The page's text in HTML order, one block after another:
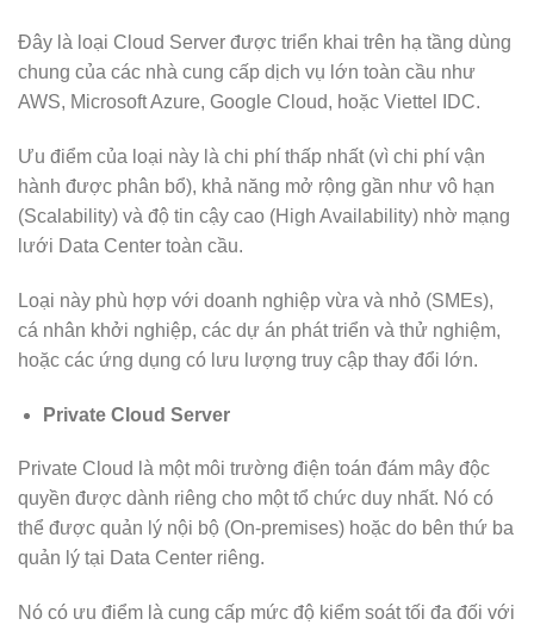
Đây là loại Cloud Server được triển khai trên hạ tầng dùng
chung của các nhà cung cấp dịch vụ lớn toàn cầu như
AWS, Microsoft Azure, Google Cloud, hoặc Viettel IDC.
Ưu điểm của loại này là chi phí thấp nhất (vì chi phí vận
hành được phân bổ), khả năng mở rộng gần như vô hạn
(Scalability) và độ tin cậy cao (High Availability) nhờ mạng
lưới Data Center toàn cầu.
Loại này phù hợp với doanh nghiệp vừa và nhỏ (SMEs),
cá nhân khởi nghiệp, các dự án phát triển và thử nghiệm,
hoặc các ứng dụng có lưu lượng truy cập thay đổi lớn.
Private Cloud Server
Private Cloud là một môi trường điện toán đám mây độc
quyền được dành riêng cho một tổ chức duy nhất. Nó có
thể được quản lý nội bộ (On-premises) hoặc do bên thứ ba
quản lý tại Data Center riêng.
Nó có ưu điểm là cung cấp mức độ kiểm soát tối đa đối với